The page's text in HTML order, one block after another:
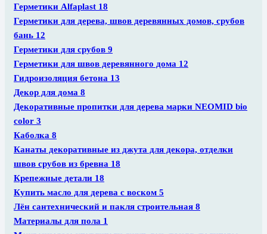
Герметики Alfaplast 18
Герметики для дерева, швов деревянных домов, срубов
бань 12
Герметики для срубов 9
Герметики для швов деревянного дома 12
Гидроизоляция бетона 13
Декор для дома 8
Декоративные пропитки для дерева марки NEOMID bio
color 3
Каболка 8
Канаты декоративные из джута для декора, отделки
швов срубов из бревна 18
Крепежные детали 18
Купить масло для дерева с воском 5
Лён сантехнический и пакля строительная 8
Материалы для пола 1